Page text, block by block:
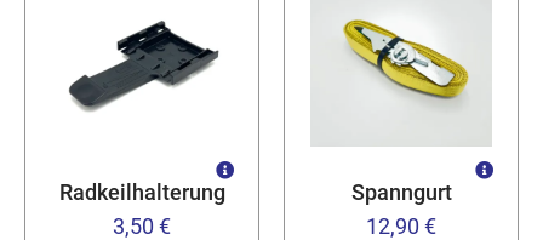
Radkeilhalterung
3,50 €
Spanngurt
12,90 €